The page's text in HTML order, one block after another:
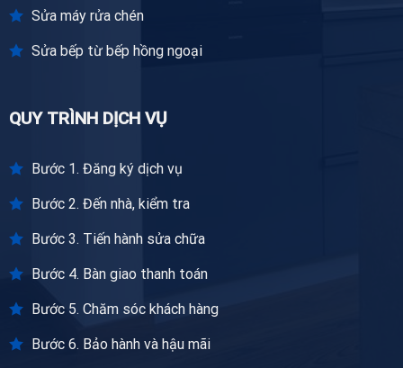
Sửa máy rửa chén
Sửa bếp từ bếp hồng ngoại
QUY TRÌNH DỊCH VỤ
Bước 1. Đăng ký dịch vụ
Bước 2. Đến nhà, kiểm tra
Bước 3. Tiến hành sửa chữa
Bước 4. Bàn giao thanh toán
Bước 5. Chăm sóc khách hàng
Bước 6. Bảo hành và hậu mãi